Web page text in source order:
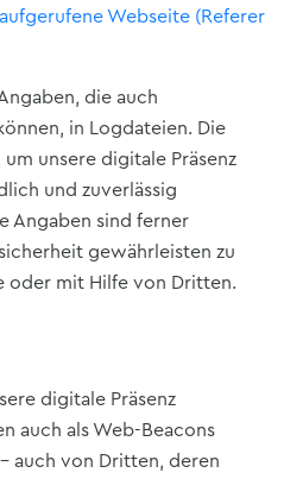
Webseite (Referer
die auch
in Logdateien. Die
unsere digitale Präsenz
und zuverlässig
Angaben sind ferner
gewährleisten zu
oder mit Hilfe von Dritten.
digitale Präsenz
auch als Web-Beacons
auch von Dritten, deren